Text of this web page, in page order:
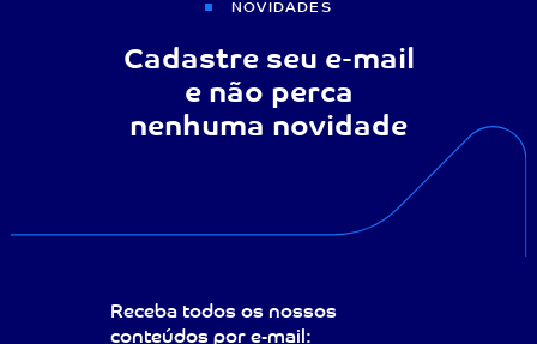
NOVIDADES
Cadastre seu e-mail
e não perca
nenhuma novidade
Receba todos os nossos
conteúdos por e-mail: